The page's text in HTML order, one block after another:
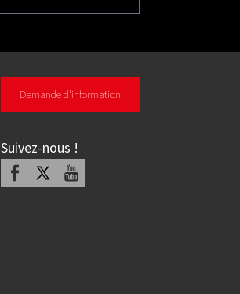
Demande d'information
Suivez-nous !
Facebook Youtube